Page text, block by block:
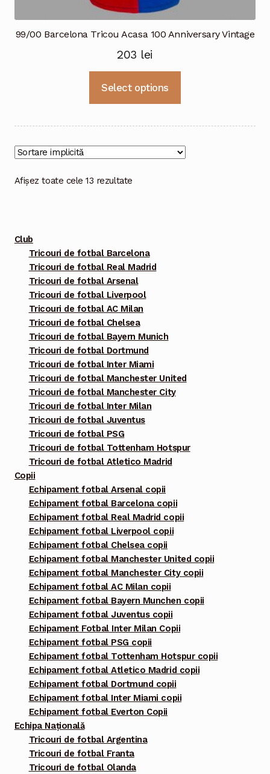
99/00 Barcelona Tricou Acasa 100 Anniversary Vintage
203 lei
Select options
mai
multe
variații.
Afișez toate cele 13 rezultate
Club
Tricouri de fotbal Barcelona
Tricouri de fotbal Real Madrid
Tricouri de fotbal Arsenal
Tricouri de fotbal Liverpool
Tricouri de fotbal AC Milan
Tricouri de fotbal Chelsea
Tricouri de fotbal Bayern Munich
Tricouri de fotbal Dortmund
Tricouri de fotbal Inter Miami
Tricouri de fotbal Manchester United
Tricouri de fotbal Manchester City
Tricouri de fotbal Inter Milan
Tricouri de fotbal Juventus
Tricouri de fotbal PSG
Tricouri de fotbal Tottenham Hotspur
Tricouri de fotbal Atletico Madrid
Copii
Echipament fotbal Arsenal copii
Echipament fotbal Barcelona copii
Echipament fotbal Real Madrid copii
Echipament fotbal Liverpool copii
Echipament fotbal Chelsea copii
Echipament fotbal Manchester United copii
Echipament fotbal Manchester City copii
Echipament fotbal AC Milan copii
Echipament fotbal Bayern Munchen copii
Echipament fotbal Juventus copii
Echipament Fotbal Inter Milan Copii
Echipament fotbal PSG copii
Echipament fotbal Tottenham Hotspur copii
Echipament fotbal Atletico Madrid copii
Echipament fotbal Dortmund copii
Echipament fotbal Inter Miami copii
Echipament fotbal Everton Copii
Echipa Națională
Tricouri de fotbal Argentina
Tricouri de fotbal Franta
Tricouri de fotbal Olanda